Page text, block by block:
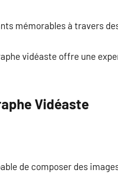
mémorables à travers
vidéaste offre une
Vidéaste
de composer des